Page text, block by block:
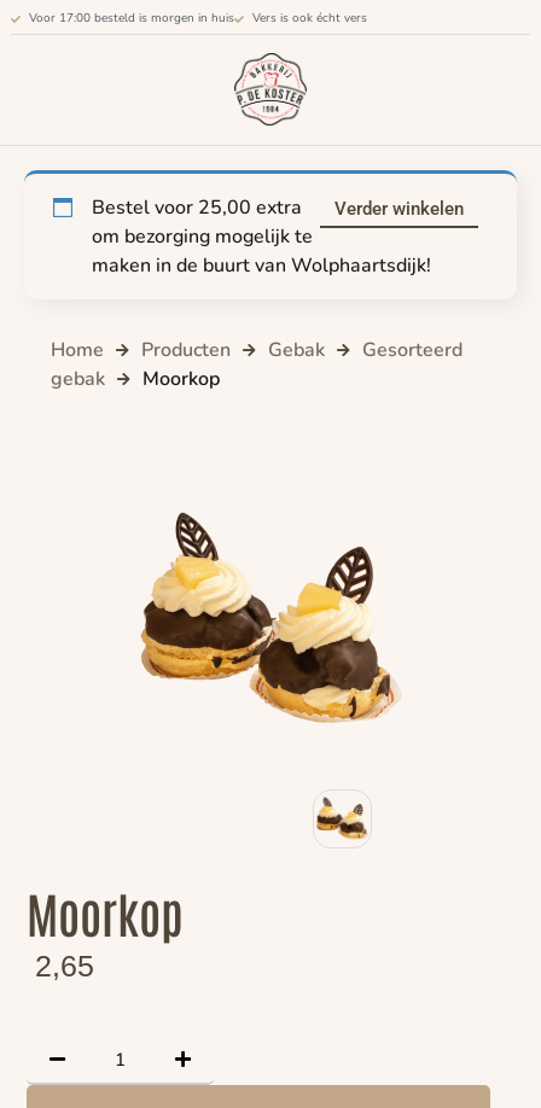
Voor 17:00 besteld is morgen in huis Vers is ook écht vers
Verder winkelen
Bestel voor 25,00 extra
om bezorging mogelijk te
maken in de buurt van Wolphaartsdijk!
Home Producten Gebak
Gesorteerd
gebak
Moorkop
Moorkop
2,65